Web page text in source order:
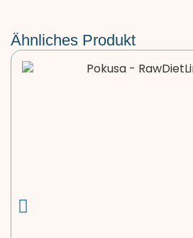
Ähnliches Produkt